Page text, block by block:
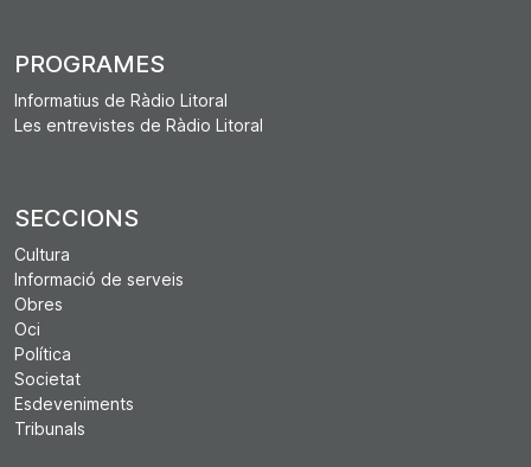
PROGRAMES
Informatius de Ràdio Litoral
Les entrevistes de Ràdio Litoral
SECCIONS
Cultura
Informació de serveis
Obres
Oci
Política
Societat
Esdeveniments
Tribunals